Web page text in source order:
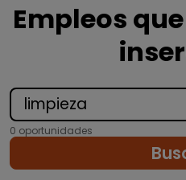
Empleos
0 oportunidades